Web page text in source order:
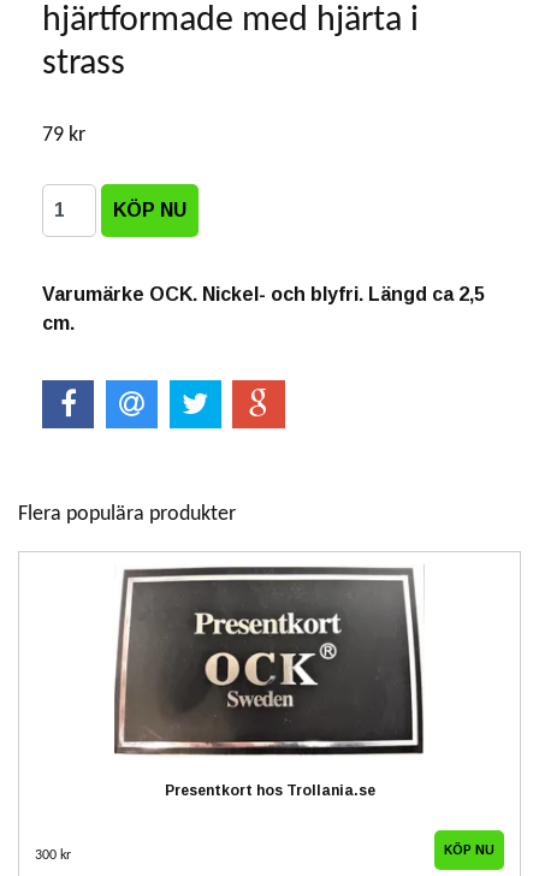
hjärtformade med hjärta i
strass
79 kr
Varumärke OCK. Nickel- och blyfri. Längd ca 2,5
cm.
Flera populära produkter
Presentkort hos Trollania.se
300 kr